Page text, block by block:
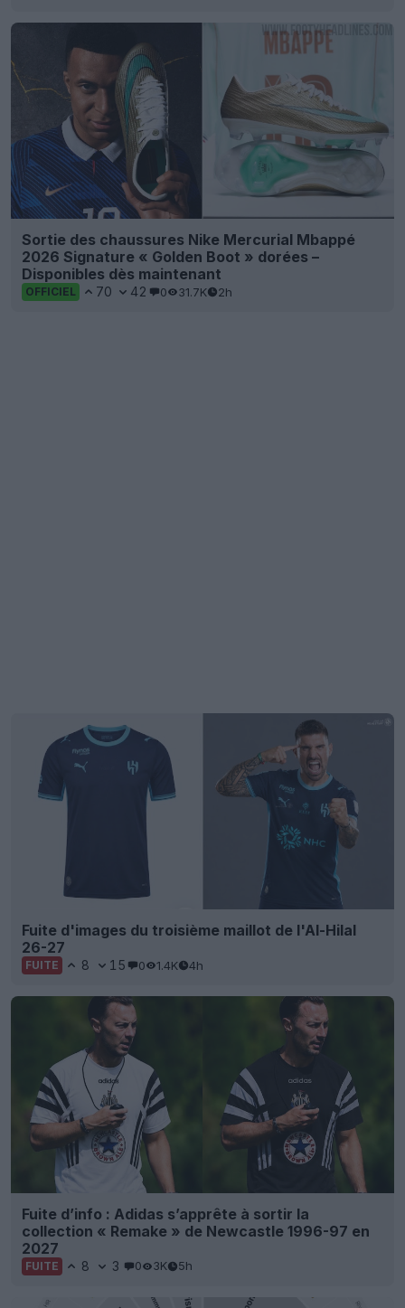
Sortie des chaussures Nike Mercurial Mbappé
2026 Signature « Golden Boot » dorées –
Disponibles dès maintenant
OFFICIEL 70 42 0 31.7K 2h
Fuite d'images du troisième maillot de l'Al-Hilal
26-27
FUITE 8 15 0 1.4K 4h
Fuite d’info : Adidas s’apprête à sortir la
collection « Remake » de Newcastle 1996-97 en
2027
FUITE 8 3 0 3K 5h